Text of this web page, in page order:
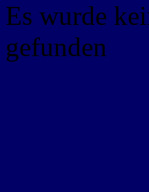
Es wurde
gefunden